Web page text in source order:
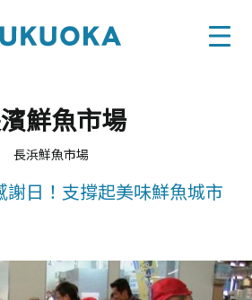
鮮魚市場
長浜鮮魚市場
謝日！支撐起美味鮮魚城市